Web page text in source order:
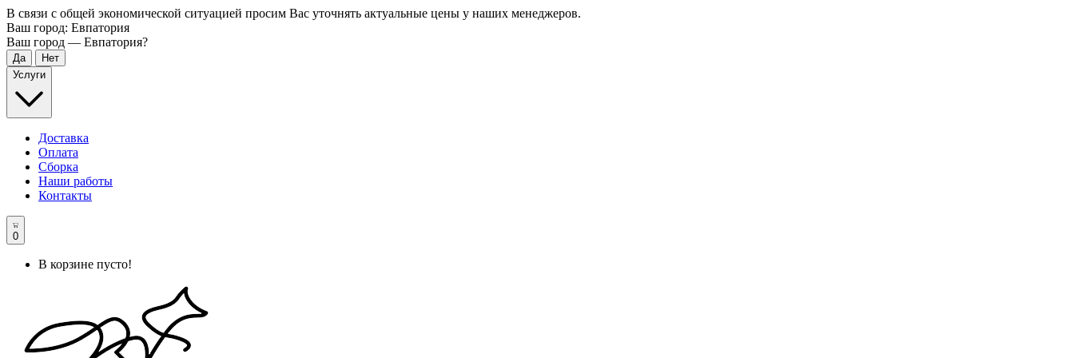
В связи с общей экономической ситуацией просим Вас уточнять актуальные цены у наших менеджеров.
Ваш город: Евпатория
Ваш город — Евпатория?
Услуги
Доставка
Оплата
Сборка
Наши работы
Контакты
0
В корзине пусто!